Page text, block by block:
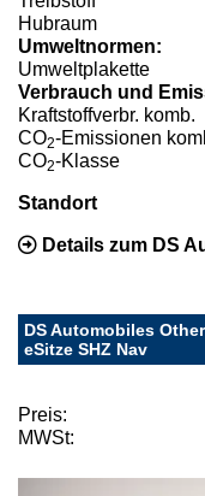
Hubraum
Umweltnormen:
Umweltplakette
Verbrauch und
Kraftstoffverbr. komb.
CO2-Emissionen
CO2-Klasse
Standort
Details zum DS
DS Automobiles
eSitze SHZ Nav
Preis:
MWSt: